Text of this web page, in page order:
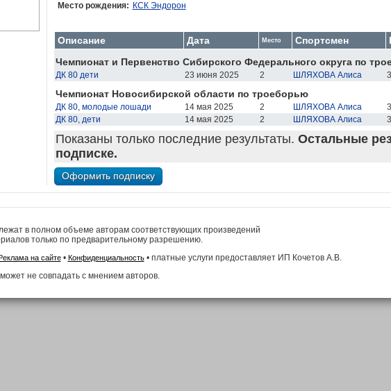
Место рождения: КСК Эндорон
Описание Дата Место Спортсмен
Чемпионат и Первенство Сибирского Федерального округа по
ДК 80 дети 23 июня 2025 2 ШЛЯХОВА Алиса
Чемпионат Новосибирской области по троеборью
ДК 80, молодые лошади 14 мая 2025 2 ШЛЯХОВА Алиса
ДК 80, дети
14 мая 2025 2 ШЛЯХОВА Алиса
Показаны только последние результаты. Остальные
подписке.
в полном объеме авторам соответствующих произведений
только по предварительному разрешению.
на сайте• Конфиденциальность• платные услуги предоставляет ИП Кочетов А.В.
не совпадать с мнением авторов.